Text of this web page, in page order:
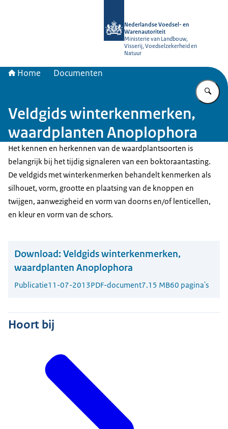
Nederlandse Voedsel- en
Warenautoriteit
Ministerie van Landbouw,
Visserij, Voedselzekerheid en
Natuur
Home Documenten
Veldgids winterkenmerken,
waardplanten Anoplophora
Het kennen en herkennen van de waardplantsoorten is
belangrijk bij het tijdig signaleren van een boktoraantasting.
De veldgids met winterkenmerken behandelt kenmerken als
silhouet, vorm, grootte en plaatsing van de knoppen en
twijgen, aanwezigheid en vorm van doorns en/of lenticellen,
en kleur en vorm van de schors.
Download: Veldgids winterkenmerken,
waardplanten Anoplophora
Publicatie11-07-2013PDF-document7.15 MB60 pagina's
Hoort bij